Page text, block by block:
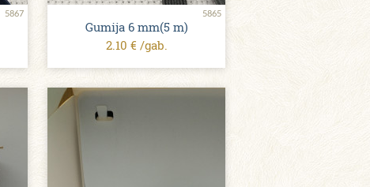
5867 5865
Gumija 6 mm(5 m)
2.10 € /gab.